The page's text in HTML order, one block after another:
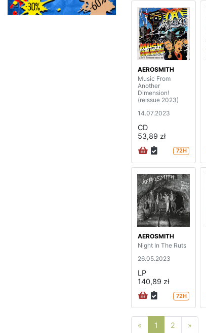
AEROSMITH
Music From
Another
Dimension!
(reissue 2023)
14.07.2023
CD
53,89 zł
72H
AEROSMITH
Night In The Ruts
26.05.2023
LP
140,89 zł
72H
« Poprzednia strona
1 2 »